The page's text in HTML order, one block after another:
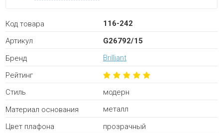
Код товара
116-242
Артикул
G26792/15
Бренд
Brilliant
Рейтинг
Стиль
модерн
Материал основания
металл
Цвет плафона
прозрачный